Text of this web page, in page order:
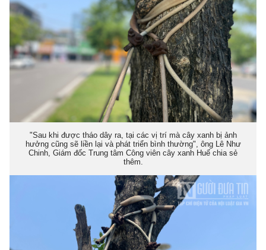
"Sau khi được tháo dây ra, tại các vị trí mà cây xanh bị ảnh
hưởng cũng sẽ liền lại và phát triển bình thường", ông Lê Như
Chinh, Giám đốc Trung tâm Công viên cây xanh Huế chia sẻ
thêm.